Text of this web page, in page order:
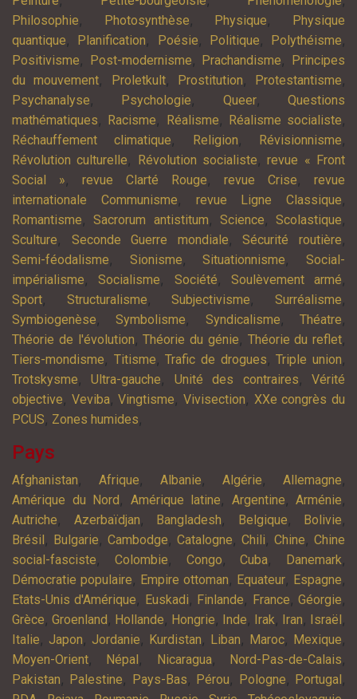
Philosophie, Photosynthèse, Physique,
Physique
quantique, Planification, Poésie, Politique, Polythéisme,
Positivisme, Post-modernisme, Prachandisme,
Principes
du mouvement, Proletkult, Prostitution, Protestantisme,
Psychanalyse, Psychologie, Queer,Questions
mathématiques, Racisme, Réalisme, Réalisme socialiste,
Réchauffement climatique, Religion, Révisionnisme,
Révolution culturelle, Révolution socialiste,revue « Front
Social », revue Clarté Rouge, revue Crise, revue
internationale Communisme, revue Ligne Classique,
Romantisme,Sacrorum antistitum, Science, Scolastique,
Sculture, Seconde Guerre mondiale,Sécurité routière,
Semi-féodalisme, Sionisme,Situationnisme,Social-
impérialisme,Socialisme, Société, Soulèvement armé,
Sport, Structuralisme,Subjectivisme,Surréalisme,
Symbiogenèse,Symbolisme, Syndicalisme,Théatre,
Théorie de l'évolution,Théorie du génie, Théorie du reflet,
Tiers-mondisme, Titisme,Trafic de drogues,Triple union,
Trotskysme,Ultra-gauche, Unité des contraires,Vérité
objective, Veviba,Vingtisme,Vivisection, XXe congrès du
PCUS, Zones humides,
Pays
Afghanistan, Afrique, Albanie, Algérie, Allemagne,
Amérique du Nord , Amérique latine, Argentine, Arménie,
Autriche, Azerbaïdjan, Bangladesh, Belgique, Bolivie,
Brésil , Bulgarie, Cambodge, Catalogne, Chili, Chine, Chine
social-fasciste, Colombie, Congo,Cuba, Danemark,
Démocratie populaire, Empire ottoman, Equateur, Espagne,
Etats-Unis d'Amérique, Euskadi, Finlande, France,Géorgie,
Grèce, Groenland , Hollande, Hongrie, Inde, Irak, Iran, Israël ,
Italie, Japon, Jordanie, Kurdistan, Liban, Maroc, Mexique,
Moyen-Orient, Népal , Nicaragua, Nord-Pas-de-Calais,
Pakistan, Palestine, Pays-Bas, Pérou, Pologne, Portugal ,